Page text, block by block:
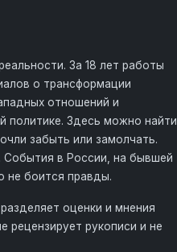
За 18 лет работы
о трансформации
отношений и
политике. Здесь можно найти
забыть или замолчать.
События в России, на бывшей
не боится правды.
оценки и мнения
рецензирует рукописи и не